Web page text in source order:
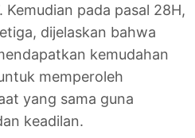
Kemudian pada pasal 28H,
dijelaskan bahwa
kemudahan
memperoleh
yang sama guna
keadilan.